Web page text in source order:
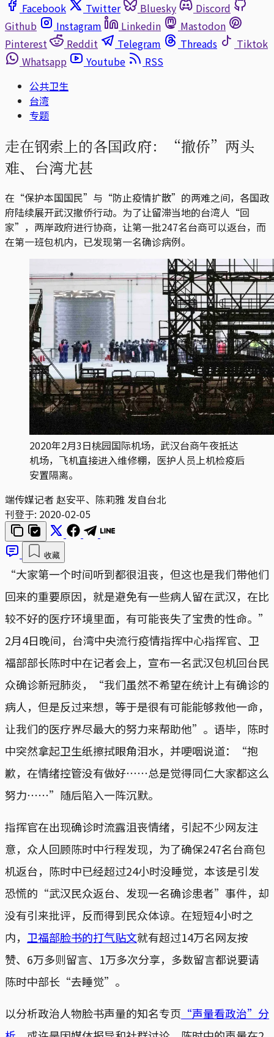
Facebook
Twitter Bluesky
Discord
Github
Instagram Linkedin
Mastodon
Pinterest
Reddit Telegram Threads
Tiktok
Whatsapp
Youtube
RSS
公共卫生
台湾
专题
走在钢索上的各国政府：“撤侨”两头
难、台湾尤甚
在“保护本国国民”与“防止疫情扩散”的两难之间，各国政
府陆续展开武汉撤侨行动。为了让留滞当地的台湾人“回
家”，两岸政府进行协商，让第一批247名台商可以返台，而
在第一班包机内，已发现第一名确诊病例。
2020年2月3日桃园国际机场，武汉台商午夜抵达
机场，飞机直接进入维修棚，医护人员上机检疫后
安置隔离。
端传媒记者 赵安平、陈莉雅 发自台北
刊登于: 2020-02-05
收藏
“大家第一个时间听到都很沮丧，但这也是我们带他们
回来的重要原因，就是避免有一些病人留在武汉，在比
较不好的医疗环境里面，有可能丧失了宝贵的性命。”
2月4日晚间，台湾中央流行疫情指挥中心指挥官、卫
福部部长陈时中在记者会上，宣布一名武汉包机回台民
众确诊新冠肺炎，“我们虽然不希望在统计上有确诊的
病人，但是反过来想，等于是很有可能能够救他一命，
让我们的医疗界尽最大的努力来帮助他”。语毕，陈时
中突然拿起卫生纸擦拭眼角泪水，并哽咽说道：“抱
歉，在情绪控管没有做好⋯⋯总是觉得同仁大家都这么
努力⋯⋯”随后陷入一阵沉默。
指挥官在出现确诊时流露沮丧情绪，引起不少网友注
意，众人回顾陈时中行程发现，为了确保247名台商包
机返台，陈时中已经超过24小时没睡觉，本该是引发
恐慌的“武汉民众返台、发现一名确诊患者”事件，却
没有引来批评，反而得到民众体谅。在短短4小时之
内， 卫福部脸书的打气贴文就有超过14万名网友按
赞、6万多则留言、1万多次分享，多数留言都说要请
陈时中部长“去睡觉”。
以分析政治人物脸书声量的知名专页 “声量看政治”分